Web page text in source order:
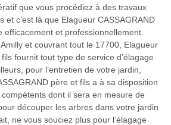
que vous procédiez à des travaux
et c’est là que Elagueur CASSAGRAND
efficacement et professionnellement.
et couvrant tout le 17700, Elagueur
fournit tout type de service d’élagage
pour l’entretien de votre jardin,
père et fils a à sa disposition
dont il sera en mesure de
découper les arbres dans votre jardin
ne vous souciez plus pour l’élagage